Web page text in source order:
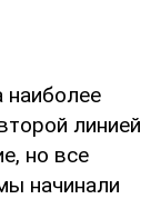
наиболее
линией
но все
начинали